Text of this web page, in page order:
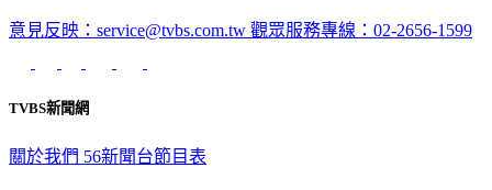
意見反映：service@tvbs.com.tw 觀眾服務專線：02-2656-1599
TVBS新聞網
關於我們 56新聞台節目表